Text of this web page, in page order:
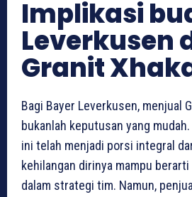
Implikasi
Leverkusen
Granit
Bagi Bayer Leverkusen, menjual
bukanlah keputusan yang
ini telah menjadi porsi integral
kehilangan dirinya mampu
dalam strategi tim. Namun,